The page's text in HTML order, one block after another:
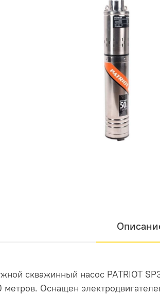
скважинный насос PATRIOT
метров. Оснащен